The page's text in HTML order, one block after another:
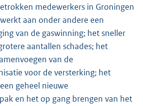
medewerkers in Groningen
aan onder andere een
van de gaswinning; het sneller
aantallen schades; het
van de
voor de versterking; het
geheel nieuwe
en het op gang brengen van het